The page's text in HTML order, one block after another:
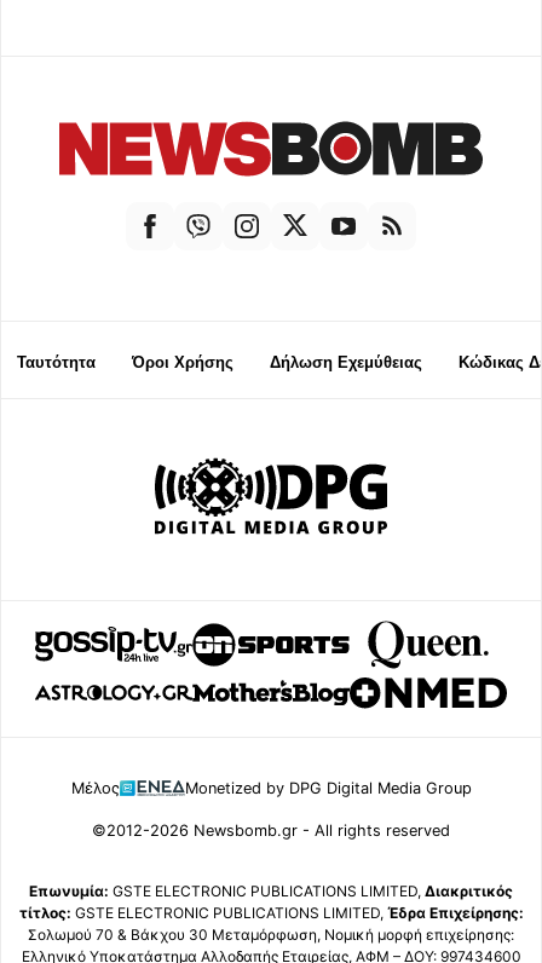
Ταυτότητα Όροι Χρήσης Δήλωση Εχεμύθειας Κώδικας
Μέλος Monetized by DPG Digital Media Group
©2012-2026 Newsbomb.gr - All rights reserved
Επωνυμία: GSTE ELECTRONIC PUBLICATIONS LIMITED, Διακριτικός
τίτλος: GSTE ELECTRONIC PUBLICATIONS LIMITED, Έδρα Επιχείρησης:
Σολωμού 70 & Βάκχου 30 Μεταμόρφωση, Νομική μορφή επιχείρησης:
Ελληνικό Υποκατάστημα Αλλοδαπής Εταιρείας, ΑΦΜ – ΔΟΥ: 997434600